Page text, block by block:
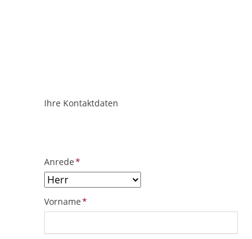
ObjektPlatzhalter
URL
Ihre Kontaktdaten
Pflichtfeld
Anrede*
Pflichtfeld
Vorname*